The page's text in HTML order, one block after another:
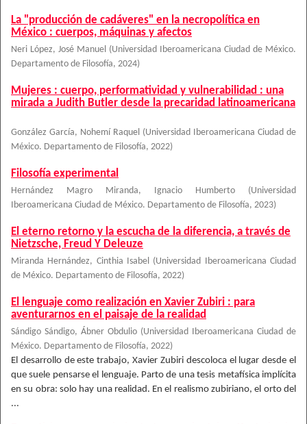
La "producción de cadáveres" en la necropolítica en
México : cuerpos, máquinas y afectos
Neri López, José Manuel (Universidad Iberoamericana Ciudad de México.
Departamento de Filosofía, 2024)
Mujeres : cuerpo, performatividad y vulnerabilidad : una
mirada a Judith Butler desde la precaridad latinoamericana
González García, Nohemí Raquel (Universidad Iberoamericana Ciudad de
México. Departamento de Filosofía, 2022)
Filosofía experimental
Hernández Magro Miranda, Ignacio Humberto (Universidad
Iberoamericana Ciudad de México. Departamento de Filosofía, 2023)
El eterno retorno y la escucha de la diferencia, a través de
Nietzsche, Freud Y Deleuze
Miranda Hernández, Cinthia Isabel (Universidad Iberoamericana Ciudad
de México. Departamento de Filosofía, 2022)
El lenguaje como realización en Xavier Zubiri : para
aventurarnos en el paisaje de la realidad
Sándigo Sándigo, Ábner Obdulio (Universidad Iberoamericana Ciudad de
México. Departamento de Filosofía, 2022)
El desarrollo de este trabajo, Xavier Zubiri descoloca el lugar desde el
que suele pensarse el lenguaje. Parto de una tesis metafísica implícita
en su obra: solo hay una realidad. En el realismo zubiriano, el orto del
...